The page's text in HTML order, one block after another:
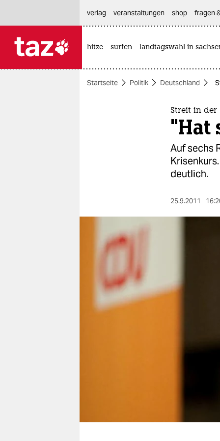
themen
nord
verlag
verlag
genossenschaft
verlag
veranstaltungen shop fragen
hitze surfen landtagswahl in
Startseite Politik Deutschland
Streit in der
"Hat
Auf sechs
deutlich.
25.9.2011